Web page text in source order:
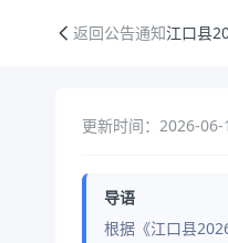
返回公告通知江口县
更新时间：2026-
导语
根据《江口县